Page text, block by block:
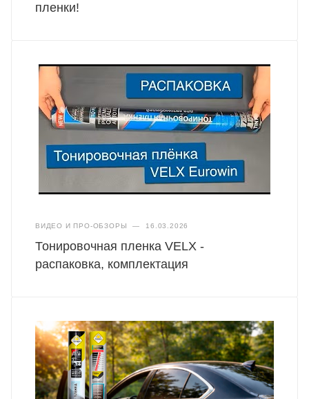
пленки!
ВИДЕО И ПРО-ОБЗОРЫ — 16.03.2026
Тонировочная пленка VELX -
распаковка, комплектация